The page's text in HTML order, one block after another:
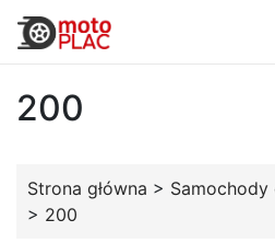
200
Strona główna >
> 200